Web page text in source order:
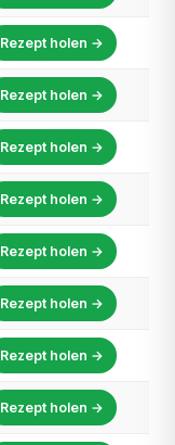
Rezept holen →
Rezept holen →
Rezept holen →
Rezept holen →
Rezept holen →
Rezept holen →
Rezept holen →
Rezept holen →